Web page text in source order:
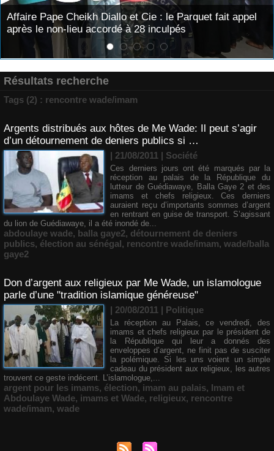
fait appel
Nécrologie : Décès de Djibril Dièye,
l’émission « Auto Mag » sur la TFM
Résultats recherche
Tags (2) : rencontre wade/imam
Argents distribués aux hôtes de Me Wade: Il peut s’agir
d’un détournement de deniers publics si …
| 21/08/2011 | Société
Ces derniers jours ont été marqués par la
réception au palais de la République du
lutteur de Guédiawaye, Balla Gaye 2 et des
imams et chefs religieux. Ces derniers
auraient reçu d’importants sommes d’argent
en rentrant en guise de transport. S’agissant
du lion de Guédiawaye, il a été inondé de...
abdoulaye wade, balla gaye2, détournement de deniers
publics, élection au sénégal, rencontre wade/imam, wade/balla
gaye2
Don d’argent aux religieux par Me Wade, un islamologue
parle d’une "tradition islamique généreuse"
| 20/08/2011 | Politique
La réception au Palais, ce vendredi, des
imams et chefs religieux par le président de
la République qui leur a donnés des
enveloppes d’argent, ne finit pas de susciter
la polémique. Si les uns voient un simple
cadeau du président aux religieux, les autres
trouvent ce geste indécent. L’islamologue,...
argent pour les imams, élection, imam au palais, Imam et
Abdoulaye Wade, imams et Wade, religieux, rencontre
wade/imam, wade